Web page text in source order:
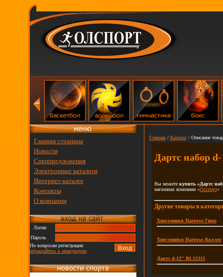
Главная страница
Новости
Спецпредложения
Электронные каталоги
Интернет-каталог
Контакты
О компании
Логин
Пароль
По вопросам регистрации
обращайтесь к менеджерам
Главная/ Каталог/ Описание
Дартс набор
Вы можете купить «Дартс
магазинах компании «Олспорт»
Другие товары в
Хвостовики Harrows Гиро
Хвостовики Harrows Коллет
Дартс d-12" BL12315